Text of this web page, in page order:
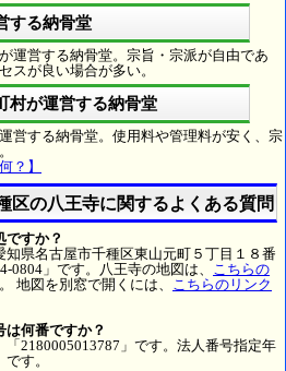
する納骨堂
運営する納骨堂。宗旨・宗派が自由であ
スが良い場合が多い。
村が運営する納骨堂
営する納骨堂。使用料や管理料が安く、宗
？】
区の八王寺に関するよくある質問
ですか？
知県名古屋市千種区東山元町５丁目１８番
0804」です。八王寺の地図は、 こちらの
地図を別窓で開くには、 こちらのリンク
は何番ですか？
「2180005013787」です。法人番号指定年
す。